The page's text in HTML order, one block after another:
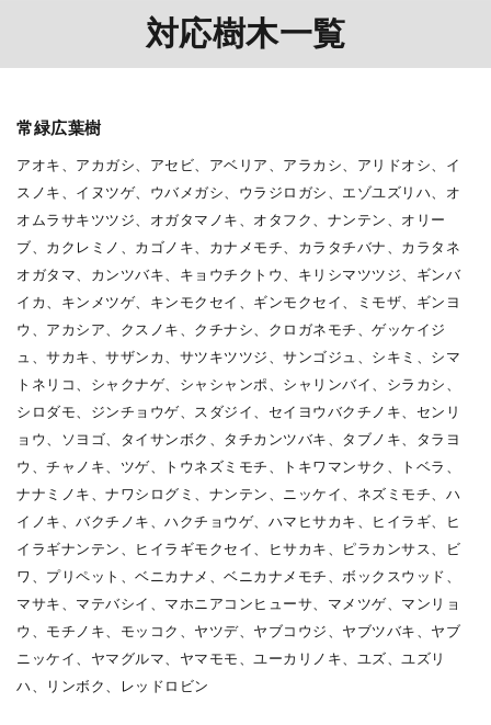
対応樹木一覧
常緑広葉樹
アオキ、アカガシ、アセビ、アベリア、アラカシ、アリドオシ、イ
スノキ、イヌツゲ、ウバメガシ、ウラジロガシ、エゾユズリハ、オ
オムラサキツツジ、オガタマノキ、オタフク、ナンテン、オリー
ブ、カクレミノ、カゴノキ、カナメモチ、カラタチバナ、カラタネ
オガタマ、カンツバキ、キョウチクトウ、キリシマツツジ、ギンバ
イカ、キンメツゲ、キンモクセイ、ギンモクセイ、ミモザ、ギンヨ
ウ、アカシア、クスノキ、クチナシ、クロガネモチ、ゲッケイジ
ュ、サカキ、サザンカ、サツキツツジ、サンゴジュ、シキミ、シマ
トネリコ、シャクナゲ、シャシャンポ、シャリンバイ、シラカシ、
シロダモ、ジンチョウゲ、スダジイ、セイヨウバクチノキ、センリ
ョウ、ソヨゴ、タイサンボク、タチカンツバキ、タブノキ、タラヨ
ウ、チャノキ、ツゲ、トウネズミモチ、トキワマンサク、トベラ、
ナナミノキ、ナワシログミ、ナンテン、ニッケイ、ネズミモチ、ハ
イノキ、バクチノキ、ハクチョウゲ、ハマヒサカキ、ヒイラギ、ヒ
イラギナンテン、ヒイラギモクセイ、ヒサカキ、ピラカンサス、ビ
ワ、プリペット、ベニカナメ、ベニカナメモチ、ボックスウッド、
マサキ、マテバシイ、マホニアコンヒューサ、マメツゲ、マンリョ
ウ、モチノキ、モッコク、ヤツデ、ヤブコウジ、ヤブツバキ、ヤブ
ニッケイ、ヤマグルマ、ヤマモモ、ユーカリノキ、ユズ、ユズリ
ハ、リンボク、レッドロビン